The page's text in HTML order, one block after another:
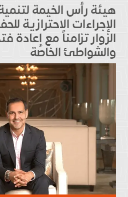
هيئة رأس الخيمة
الإجراءات الاحترازية
الزوار تزامناً مع إعادة
والشواطئ الخاصة